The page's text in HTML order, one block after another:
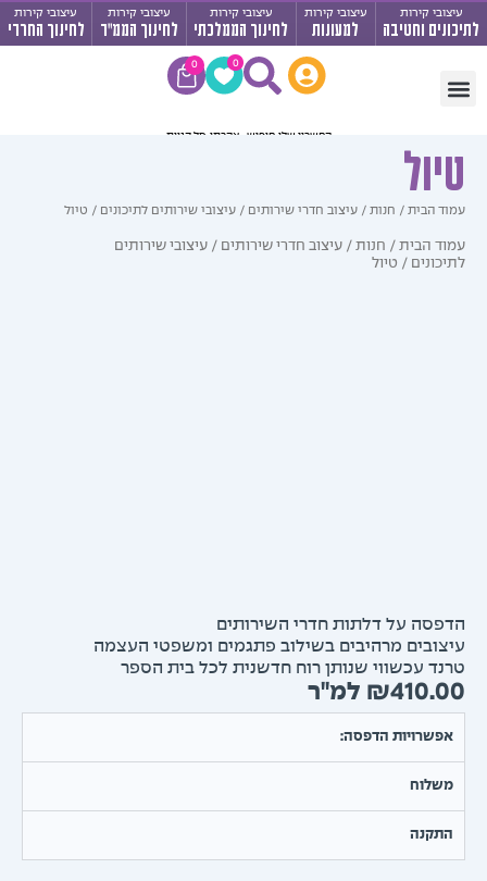
קירות
וחטיבה
עיצובי קירות
למעונות
עיצובי קירות
לחינוך הממלכתי
עיצובי קירות
לחינוך הממ"ד
עיצובי קירות
לחינוך החרדי
0 עגלת
קניות
הבית/ חנות/ עיצוב חדרי שירותים/עיצובי שירותים לתיכונים/ טיול
הבית/חנות / עיצוב חדרי שירותים/עיצובי שירותים
/ טיול
על דלתות חדרי השירותים
מרהיבים בשילוב פתגמים ומשפטי העצמה
עכשווי שנותן רוח חדשנית לכל בית הספר
₪
הדפסה: